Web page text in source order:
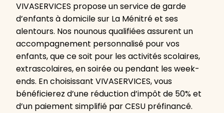
VIVASERVICES propose un service de garde
d’enfants à domicile sur La Ménitré et ses
alentours. Nos nounous qualifiées assurent un
accompagnement personnalisé pour vos
enfants, que ce soit pour les activités scolaires,
extrascolaires, en soirée ou pendant les week-
ends. En choisissant VIVASERVICES, vous
bénéficierez d’une réduction d’impôt de 50% et
d’un paiement simplifié par CESU préfinancé.